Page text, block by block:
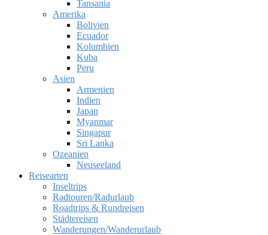
Tansania
Amerika
Bolivien
Ecuador
Kolumbien
Kuba
Peru
Asien
Armenien
Indien
Japan
Myanmar
Singapur
Sri Lanka
Ozeanien
Neuseeland
Reisearten
Inseltrips
Radtouren/Radurlaub
Roadtrips & Rundreisen
Städtereisen
Wanderungen/Wanderurlaub